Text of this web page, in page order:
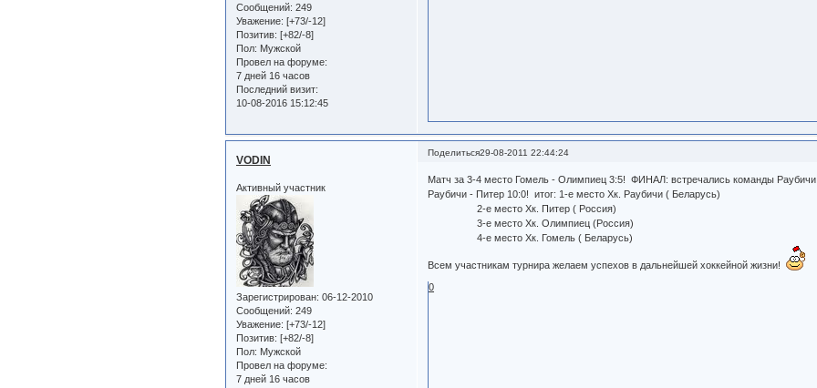
Сообщений: 249
Уважение: [+73/-12]
Позитив: [+82/-8]
Пол: Мужской
Провел на форуме:
7 дней 16 часов
Последний визит:
10-08-2016 15:12:45
Поделиться29-08-2011 22:44:24
VODIN
Активный участник
Зарегистрирован: 06-12-2010
Сообщений: 249
Уважение: [+73/-12]
Позитив: [+82/-8]
Пол: Мужской
Провел на форуме:
7 дней 16 часов
Матч за 3-4 место Гомель - Олимпиец 3:5! ФИНАЛ: встречались команды
Раубичи - Питер 10:0! итог: 1-е место Хк. Раубичи ( Беларусь)
2-е место Хк. Питер ( Россия)
3-е место Хк. Олимпиец (Россия)
4-е место Хк. Гомель ( Беларусь)
Всем участникам турнира желаем успехов в дальнейшей хоккейной жизни!
0